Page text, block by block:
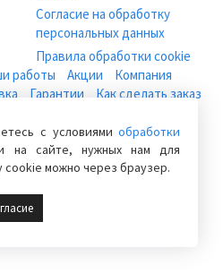
Согласие на обработку
персональных данных
Правила обработки cookie
работы Акции
Компания
Гарантии
Как сделать заказ
для магазина
Компрессоры бытовые
Расходные материалы
с условиямиобработки
на сайте, нужных нам для
cookie можно через браузер.